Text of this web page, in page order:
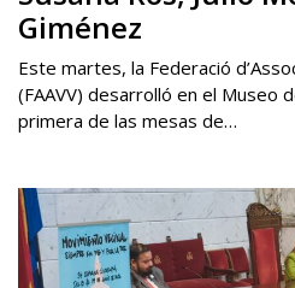
Giménez
Este martes, la Federació
(FAAVV) desarrolló en el Museo
primera de las mesas de…